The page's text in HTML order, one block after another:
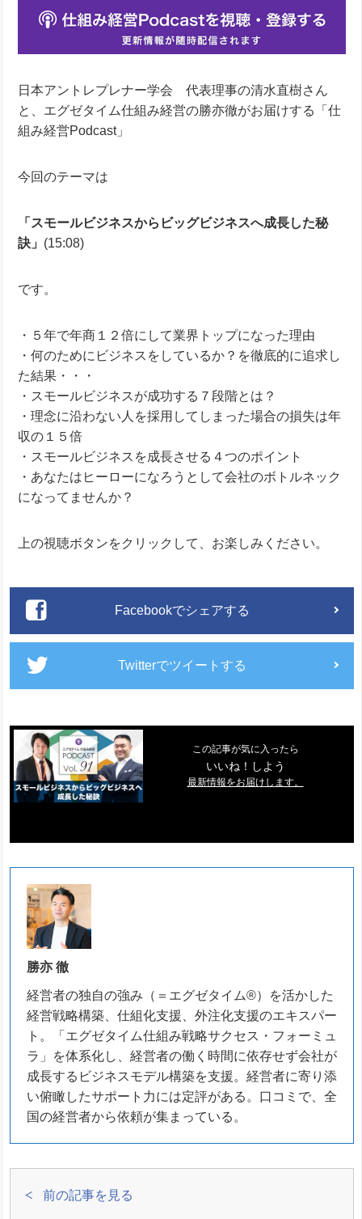
日本アントレプレナー学会 代表理事の清水直樹さん
と、エグゼタイム仕組み経営の勝亦徹がお届けする「仕
組み経営Podcast」
今回のテーマは
「スモールビジネスからビッグビジネスへ成長した秘
訣」 (15:08)
です。
・５年で年商１２倍にして業界トップになった理由
・何のためにビジネスをしているか？を徹底的に追求し
た結果・・・
・スモールビジネスが成功する７段階とは？
・理念に沿わない人を採用してしまった場合の損失は年
収の１５倍
・スモールビジネスを成長させる４つのポイント
・あなたはヒーローになろうとして会社のボトルネック
になってませんか？
上の視聴ボタンをクリックして、お楽しみください。
Facebookでシェアする
Twitterでツイートする
この記事が気に入ったら
いいね！しよう
最新情報をお届けします。
勝亦 徹
経営者の独自の強み（＝エグゼタイム®）を活かした
経営戦略構築、仕組化支援、外注化支援のエキスパー
ト。「エグゼタイム仕組み戦略サクセス・フォーミュ
ラ」を体系化し、経営者の働く時間に依存せず会社が
成長するビジネスモデル構築を支援。経営者に寄り添
い俯瞰したサポート力には定評がある。口コミで、全
国の経営者から依頼が集まっている。
前の記事を見る